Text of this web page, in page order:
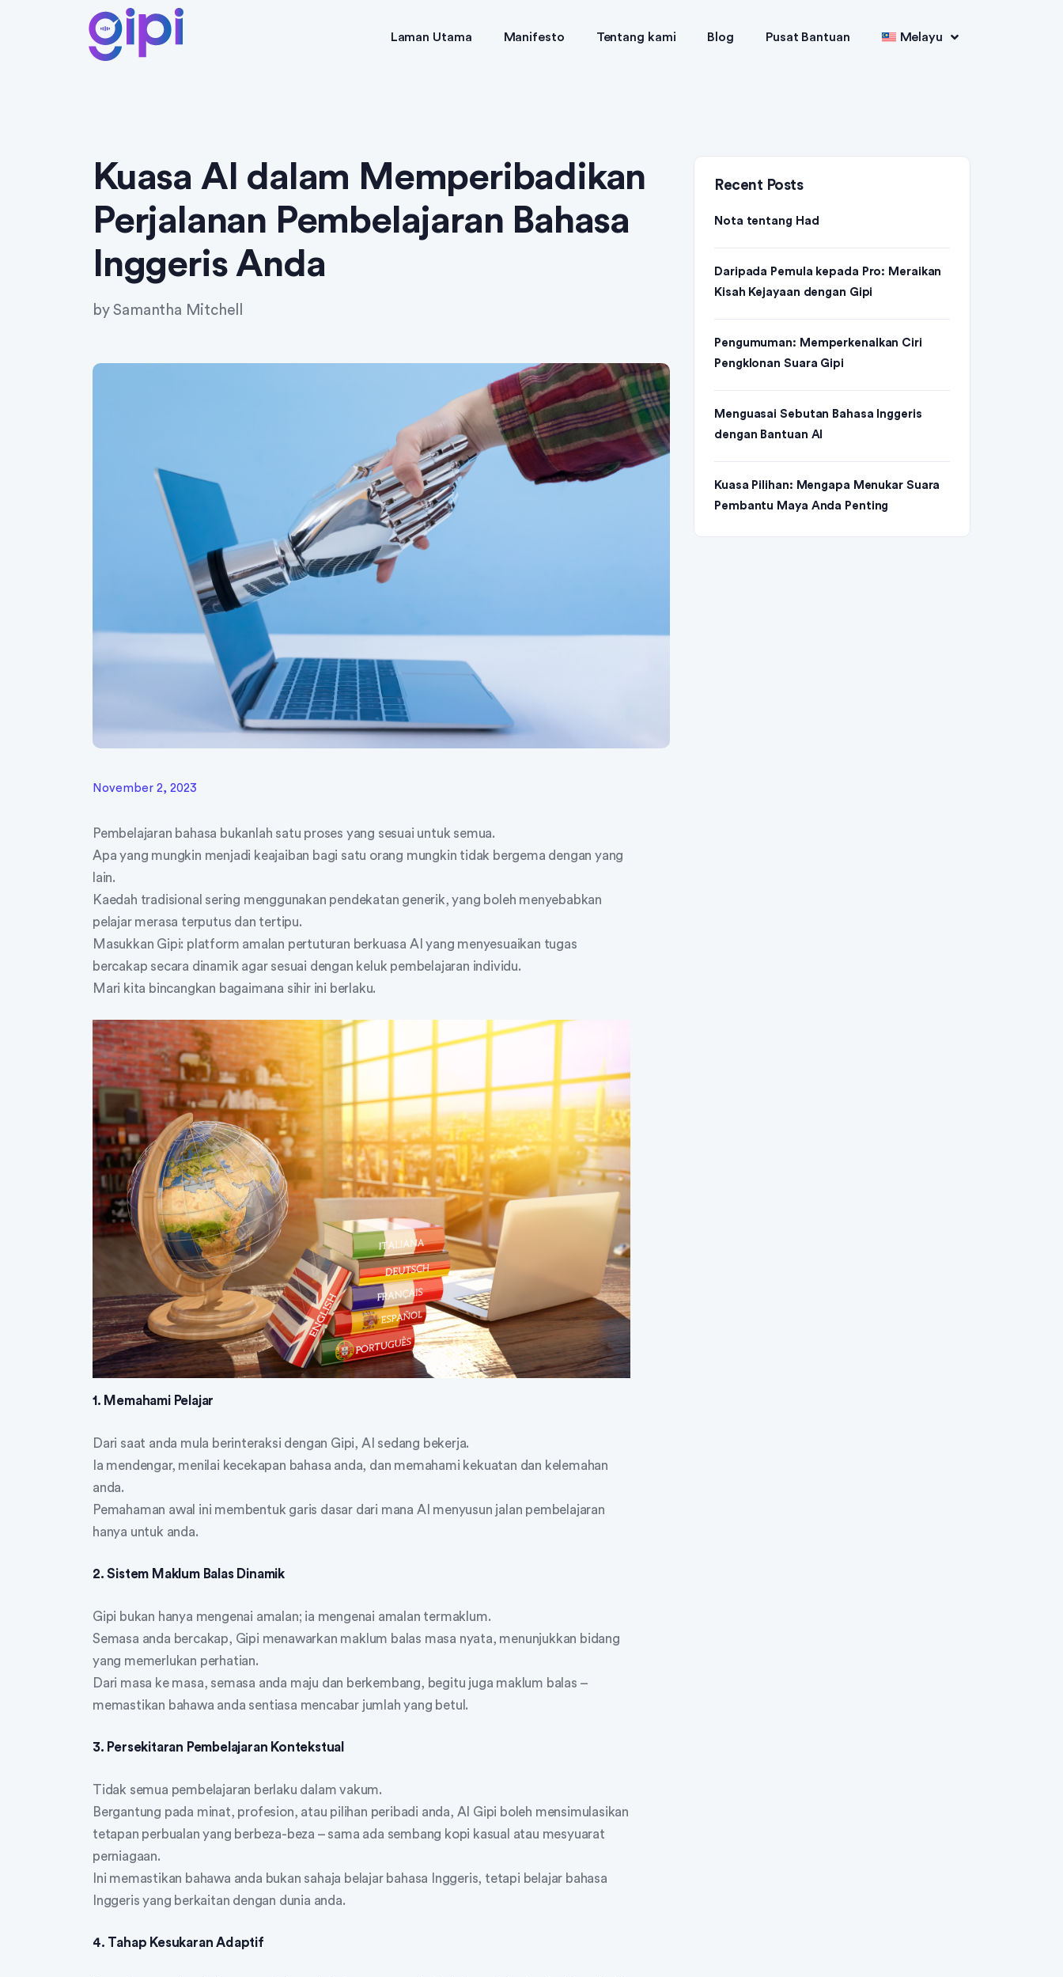
Laman Utama Manifesto Tentang kami Blog Pusat Bantuan Melayu
Kuasa AI dalam Memperibadikan
Perjalanan Pembelajaran Bahasa
Inggeris Anda
bySamantha Mitchell
November 2, 2023
Pembelajaran bahasa bukanlah satu proses yang sesuai untuk semua.
Apa yang mungkin menjadi keajaiban bagi satu orang mungkin tidak bergema dengan yang
lain.
Kaedah tradisional sering menggunakan pendekatan generik, yang boleh menyebabkan
pelajar merasa terputus dan tertipu.
Masukkan Gipi: platform amalan pertuturan berkuasa AI yang menyesuaikan tugas
bercakap secara dinamik agar sesuai dengan keluk pembelajaran individu.
Mari kita bincangkan bagaimana sihir ini berlaku.
1. Memahami Pelajar
Dari saat anda mula berinteraksi dengan Gipi, AI sedang bekerja.
Ia mendengar, menilai kecekapan bahasa anda, dan memahami kekuatan dan kelemahan
anda.
Pemahaman awal ini membentuk garis dasar dari mana AI menyusun jalan pembelajaran
hanya untuk anda.
2. Sistem Maklum Balas Dinamik
Gipi bukan hanya mengenai amalan; ia mengenai amalan termaklum.
Semasa anda bercakap, Gipi menawarkan maklum balas masa nyata, menunjukkan bidang
yang memerlukan perhatian.
Dari masa ke masa, semasa anda maju dan berkembang, begitu juga maklum balas –
memastikan bahawa anda sentiasa mencabar jumlah yang betul.
3. Persekitaran Pembelajaran Kontekstual
Tidak semua pembelajaran berlaku dalam vakum.
Bergantung pada minat, profesion, atau pilihan peribadi anda, AI Gipi boleh mensimulasikan
tetapan perbualan yang berbeza-beza – sama ada sembang kopi kasual atau mesyuarat
perniagaan.
Ini memastikan bahawa anda bukan sahaja belajar bahasa Inggeris, tetapi belajar bahasa
Inggeris yang berkaitan dengan dunia anda.
4. Tahap Kesukaran Adaptif
Recent Posts
Nota tentang Had
Daripada Pemula kepada Pro: Meraikan
Kisah Kejayaan dengan Gipi
Pengumuman: Memperkenalkan Ciri
Pengklonan Suara Gipi
Menguasai Sebutan Bahasa Inggeris
dengan Bantuan AI
Kuasa Pilihan: Mengapa Menukar Suara
Pembantu Maya Anda Penting